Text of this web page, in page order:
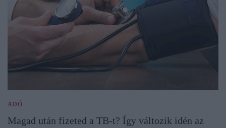
ADÓ
Magad után fizeted a TB-t? Így változik idén az